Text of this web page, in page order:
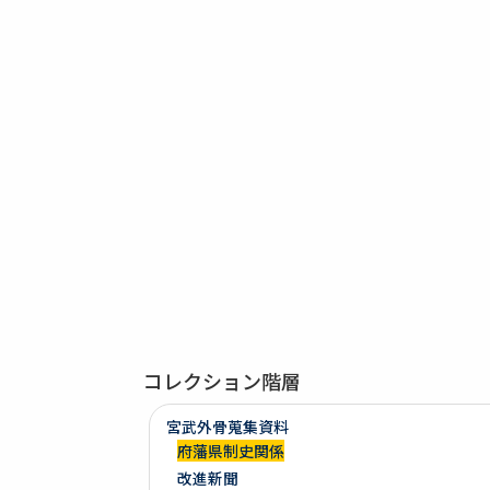
コレクション階層
宮武外骨蒐集資料
府藩県制史関係
改進新聞